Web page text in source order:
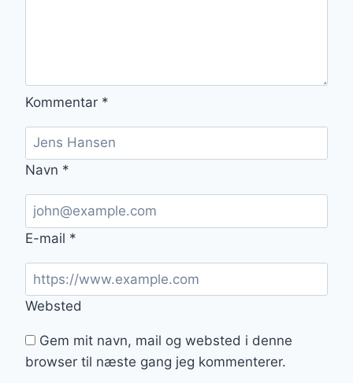
Kommentar *
Navn *
E-mail *
Websted
Gem mit navn, mail og websted i denne
browser til næste gang jeg kommenterer.